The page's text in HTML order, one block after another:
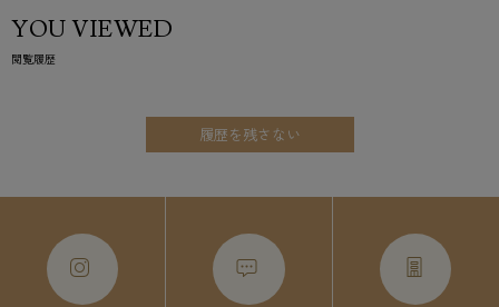
YOU VIEWED
閲覧履歴
履歴を残さない